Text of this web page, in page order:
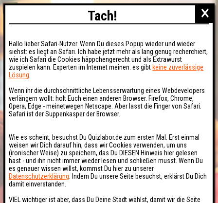
×
Tach!
Hallo lieber Safari-Nutzer. Wenn Du dieses Popup wieder und wieder
siehst: es liegt an Safari. Ich habe jetzt mehr als lang genug recherchiert,
wie ich Safari die Cookies häppchengerecht und als Extrawurst
zuspielen kann. Experten im Internet meinen: es gibt keine zuverlässige
Lösung
Wenn ihr die durchschnittliche Lebensserwartung eines Webdevelopers
verlängern wollt: holt Euch einen anderen Browser. Firefox, Chrome,
Opera, Edge - meinetwegen Netscape. Aber lasst die Finger von Safari.
Safari ist der Suppenkasper der Browser.
Wie es scheint, besuchst Du Quizlabor.de zum ersten Mal. Erst einmal
weisen wir Dich darauf hin, dass wir Cookies verwenden, um uns
(ironischer Weise) zu speichern, das Du DIESEN Hinweis hier gelesen
hast - und ihn nicht immer wieder lesen und schließen musst. Wenn Du
es genauer wissen willst, kommst Du hier zu unserer
Datenschutzerklärung . Indem Du unsere Seite besuchst, erklärst Du Dich
damit einverstanden.
VIEL wichtiger ist aber, dass Du Deine Stadt wählst, damit wir die Seite